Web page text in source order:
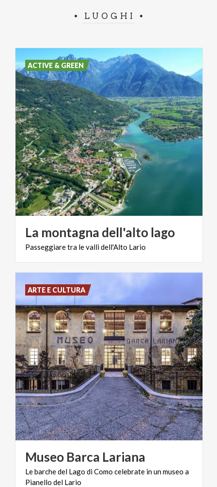
LUOGHI
La montagna dell'alto lago
Passeggiaretra levallidell'Alto Lario
ACTIVE & GREEN
Museo Barca Lariana
Lebarchedel Lago diComo celebrate inunmuseo a
Pianello del Lario
ARTE E CULTURA